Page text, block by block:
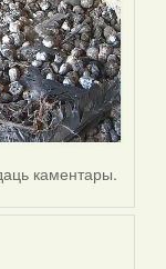
каментары.